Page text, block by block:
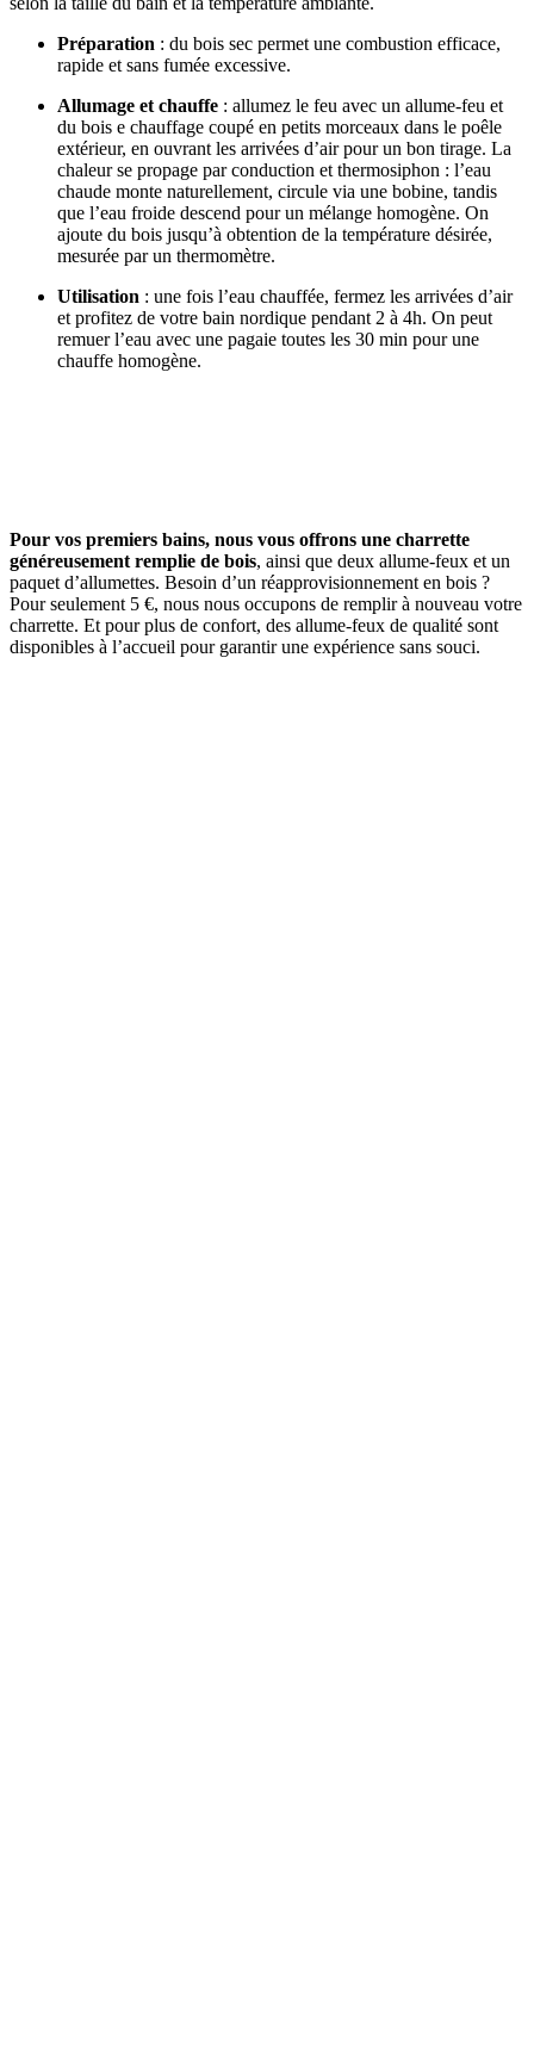
Préparation : du bois sec permet une combustion efficace,
rapide et sans fumée excessive.
Allumage et chauffe : allumez le feu avec un allume-feu et
du bois e chauffage coupé en petits morceaux dans le poêle
extérieur, en ouvrant les arrivées d’air pour un bon tirage. La
chaleur se propage par conduction et thermosiphon : l’eau
chaude monte naturellement, circule via une bobine, tandis
que l’eau froide descend pour un mélange homogène. On
ajoute du bois jusqu’à obtention de la température désirée,
mesurée par un thermomètre.​
Utilisation : une fois l’eau chauffée, fermez les arrivées d’air
et profitez de votre bain nordique pendant 2 à 4h. On peut
remuer l’eau avec une pagaie toutes les 30 min pour une
chauffe homogène.
Pour vos premiers bains, nous vous offrons une charrette
généreusement remplie de bois, ainsi que deux allume-feux et un
paquet d’allumettes. Besoin d’un réapprovisionnement en bois ?
Pour seulement 5 €, nous nous occupons de remplir à nouveau votre
charrette. Et pour plus de confort, des allume-feux de qualité sont
disponibles à l’accueil pour garantir une expérience sans souci.